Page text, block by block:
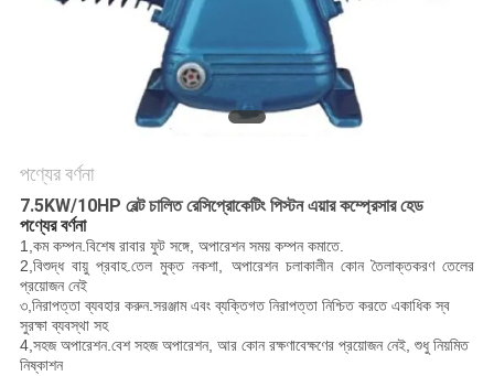
POLICY
পণ্যের বর্ণনা
7.5KW/10HP বেল্ট চালিত রেসিপ্রোকেটিং পিস্টন এয়ার কম্প্রেসার হেড
পণ্যের বর্ণনা
1,কম কম্পন.বিশেষ রাবার ফুট সঙ্গে, অপারেশন সময় কম্পন কমাতে.
2,বিশুদ্ধ বায়ু প্রবাহ.তেল মুক্ত নকশা, অপারেশন চলাকালীন কোন তৈলাক্তকরণ তেলের
প্রয়োজন নেই
৩,নিরাপত্তা ব্যবহার করুন.সরঞ্জাম এবং ব্যক্তিগত নিরাপত্তা নিশ্চিত করতে একাধিক স্ব
সুরক্ষা ব্যবস্থা সহ
4,সহজ অপারেশন.বেশ সহজ অপারেশন, আর কোন রক্ষণাবেক্ষণের প্রয়োজন নেই, শুধু নিয়মিত
নিষ্কাশন